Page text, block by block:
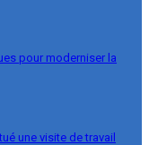
pour moderniser la
une visite de travail